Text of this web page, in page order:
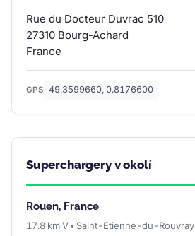
Rue du Docteur Duvrac 510
27310 Bourg-Achard
France
GPS 49.3599660, 0.8176600
Superchargery v okolí
Rouen, France
17.8 km V • Saint-Etienne-du-Rouvray